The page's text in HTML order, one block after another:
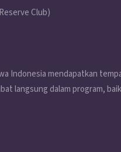
Club)
Indonesia mendapatkan
langsung dalam program,